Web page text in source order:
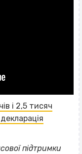
і 2,5 тисяч
підтримки